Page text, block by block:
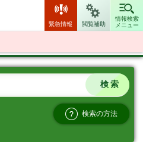
緊急情報 閲覧補助
情報検索
メニュー
検索の方法